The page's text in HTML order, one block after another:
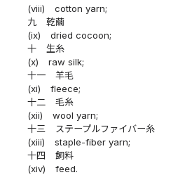
(viii)
cotton yarn;
九
乾繭
(ix)
dried cocoon;
十
生糸
(x)
raw silk;
十一
羊毛
(xi)
fleece;
十二
毛糸
(xii)
wool yarn;
十三
ステープルファイバー糸
(xiii)
staple-fiber yarn;
十四
飼料
(xiv)
feed.